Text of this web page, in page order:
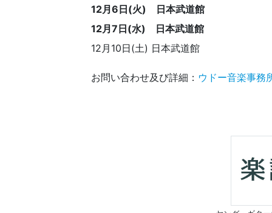
12月6日(火) 日本武道館
12月7日(水) 日本武道館
12月10日(土) 日本武道館
お問い合わせ及び詳細： ウドー音楽事務